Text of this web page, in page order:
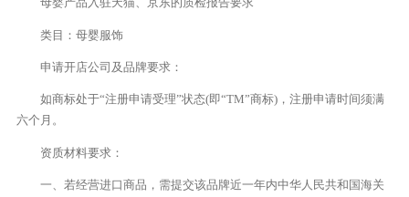
类目：母婴服饰
申请开店公司及品牌要求：
如商标处于“注册申请受理”状态(即“TM”商标)，注册申请时间须满
六个月。
资质材料要求：
一、若经营进口商品，需提交该品牌近一年内中华人民共和国海关